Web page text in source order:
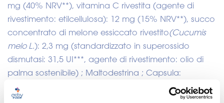
mg (40% NRV**), vitamina C rivestita (agente di
rivestimento: etilcellulosa): 12 mg (15% NRV**), succo
concentrato di melone essiccato rivestito(Cucumis
melo L.): 2,3 mg (standardizzato in superossido
dismutasi: 31,5 UI***, agente di rivestimento: olio di
palma sostenibile) ; Maltodestrina ; Capsula:
idrossipropilmetilcellulosa ; Estratto di fiore di
ibisco